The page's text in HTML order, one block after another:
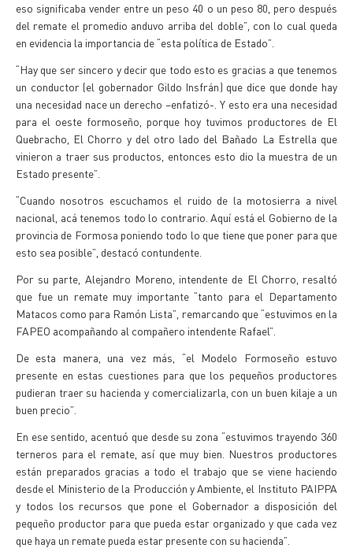
eso significaba vender entre un peso 40 o un peso 80, pero después
del remate el promedio anduvo arriba del doble”, con lo cual queda
en evidencia la importancia de “esta política de Estado”.
“Hay que ser sincero y decir que todo esto es gracias a que tenemos
un conductor (el gobernador Gildo Insfrán) que dice que donde hay
una necesidad nace un derecho –enfatizó-. Y esto era una necesidad
para el oeste formoseño, porque hoy tuvimos productores de El
Quebracho, El Chorro y del otro lado del Bañado La Estrella que
vinieron a traer sus productos, entonces esto dio la muestra de un
Estado presente”.
“Cuando nosotros escuchamos el ruido de la motosierra a nivel
nacional, acá tenemos todo lo contrario. Aquí está el Gobierno de la
provincia de Formosa poniendo todo lo que tiene que poner para que
esto sea posible”, destacó contundente.
Por su parte, Alejandro Moreno, intendente de El Chorro, resaltó
que fue un remate muy importante “tanto para el Departamento
Matacos como para Ramón Lista”, remarcando que “estuvimos en la
FAPEO acompañando al compañero intendente Rafael”.
De esta manera, una vez más, “el Modelo Formoseño estuvo
presente en estas cuestiones para que los pequeños productores
pudieran traer su hacienda y comercializarla, con un buen kilaje a un
buen precio”.
En ese sentido, acentuó que desde su zona “estuvimos trayendo 360
terneros para el remate, así que muy bien. Nuestros productores
están preparados gracias a todo el trabajo que se viene haciendo
desde el Ministerio de la Producción y Ambiente, el Instituto PAIPPA
y todos los recursos que pone el Gobernador a disposición del
pequeño productor para que pueda estar organizado y que cada vez
que haya un remate pueda estar presente con su hacienda”.